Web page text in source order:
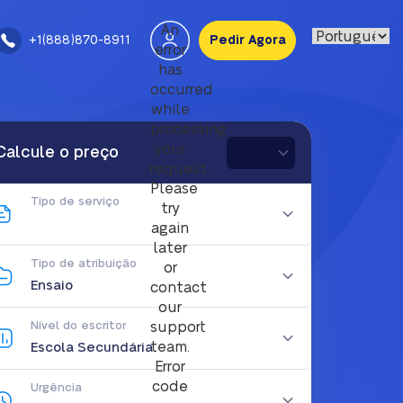
+1(888)870-8911
An
error
has
occurred
while
processing
your
request.
Please
try
again
later
or
contact
our
support
team.
Error
code
Pedir Agora
o preço
Tipo de serviço
Tipo de atribuição
Nível do escritor
Urgência